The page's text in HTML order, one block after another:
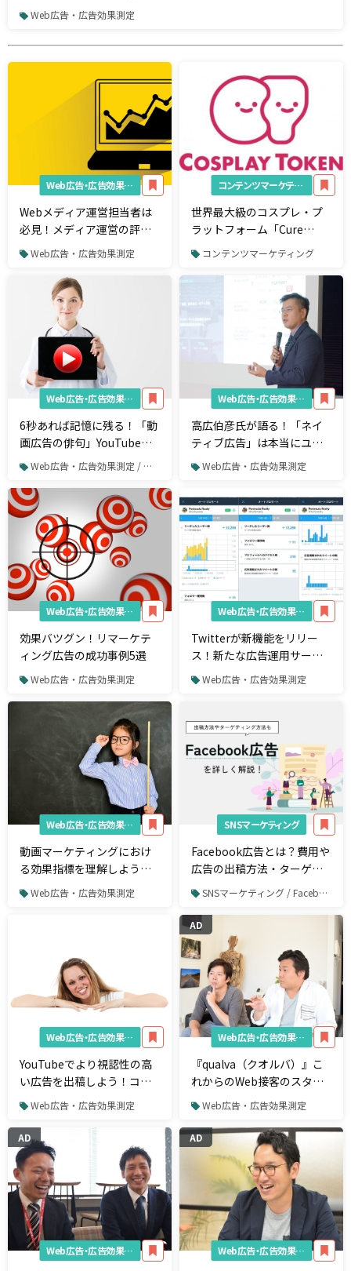
Web広告・広告効果測定
Web広告・広告効果測定
Webメディア運営担当者は
必見！メディア運営の評価
指標となるポイント
Web広告・広告効果測定
コンテンツマーケティング
世界最大級のコスプレ・プ
ラットフォーム「Cure
WorldCosplay」を運営す
を実施予定
コンテンツマーケティング
Web広告・広告効果測定
6秒あれば記憶に残る！「動
画広告の俳句」YouTubeの
バンパー広告を最大限に活
Web広告・広告効果測定 / 動画広告
Web広告・広告効果測定
高広伯彦氏が語る！「ネイ
ティブ広告」は本当にユー
ザーの購買意欲を高めて“態
るのか？
Web広告・広告効果測定
Web広告・広告効果測定
効果バツグン！リマーケテ
ィング広告の成功事例5選
Web広告・広告効果測定
Web広告・広告効果測定
Twitterが新機能をリリー
ス！新たな広告運用サービ
ス「オートプロモート」の
Web広告・広告効果測定
Web広告・広告効果測定
動画マーケティングにおけ
る効果指標を理解しよう！-
動画広告＆ブランドリフト
編 -
Web広告・広告効果測定
SNSマーケティング
Facebook広告とは？費用や
広告の出稿方法・ターゲテ
ィング方法を解説
SNSマーケティング / Facebook / Facebook広告
Web広告・広告効果測定
YouTubeでより視認性の高
い広告を出稿しよう！コン
パニオンバナーの出稿方法
Web広告・広告効果測定
AD
Web広告・広告効果測定
『qualva（クオルバ）』こ
れからのWeb接客のスタン
ダード Web上の成果を最大
話型フォーム
Web広告・広告効果測定
AD
Web広告・広告効果測定
AD
Web広告・広告効果測定